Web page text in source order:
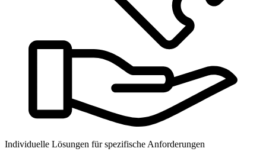
Individuelle Lösungen für spezifische Anforderungen